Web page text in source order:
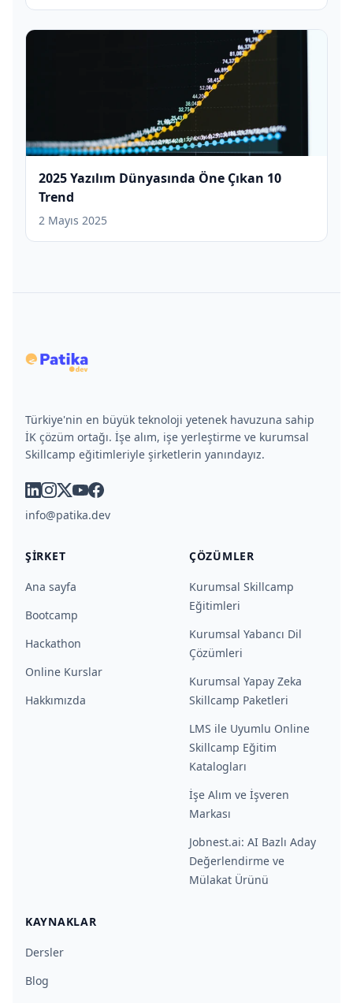
2025 Yazılım Dünyasında Öne Çıkan 10
Trend
2 Mayıs 2025
Türkiye'nin en büyük teknoloji yetenek havuzuna sahip
İK çözüm ortağı. İşe alım, işe yerleştirme ve kurumsal
Skillcamp eğitimleriyle şirketlerin yanındayız.
linkedin
instagram
x youtube
facebook
info@patika.dev
ŞIRKET
Ana sayfa
Bootcamp
Hackathon
Online Kurslar
Hakkımızda
ÇÖZÜMLER
Kurumsal Skillcamp
Eğitimleri
Kurumsal Yabancı Dil
Çözümleri
Kurumsal Yapay Zeka
Skillcamp Paketleri
LMS ile Uyumlu Online
Skillcamp Eğitim
Katalogları
İşe Alım ve İşveren
Markası
Jobnest.ai: AI Bazlı Aday
Değerlendirme ve
Mülakat Ürünü
KAYNAKLAR
Dersler
Blog